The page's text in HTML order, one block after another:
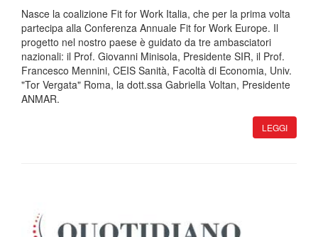
Nasce la coalizione Fit for Work Italia, che per la prima volta
partecipa alla Conferenza Annuale Fit for Work Europe. Il
progetto nel nostro paese è guidato da tre ambasciatori
nazionali: il Prof. Giovanni Minisola, Presidente SIR, il Prof.
Francesco Mennini, CEIS Sanità, Facoltà di Economia, Univ.
"Tor Vergata" Roma, la dott.ssa Gabriella Voltan, Presidente
ANMAR.
LEGGI